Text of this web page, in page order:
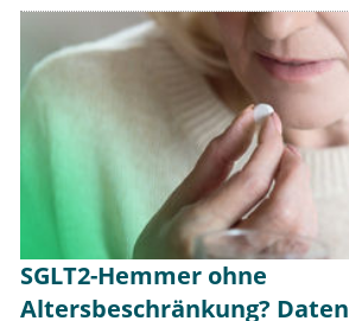
SGLT2-Hemmer ohne
Altersbeschränkung?